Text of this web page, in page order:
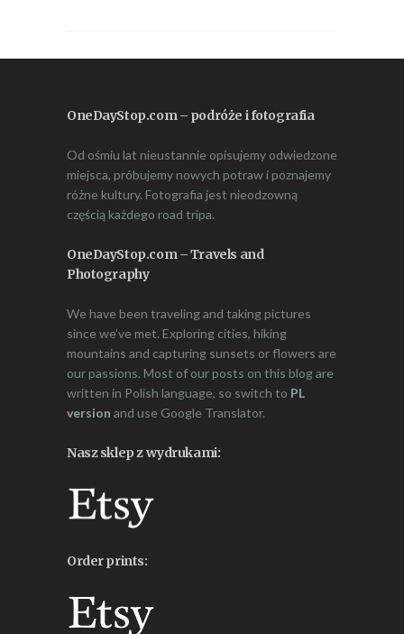
OneDayStop.com – podróże i fotografia
Od ośmiu lat nieustannie opisujemy odwiedzone
miejsca, próbujemy nowych potraw i poznajemy
różne kultury. Fotografia jest nieodzowną
częścią każdego road tripa.
OneDayStop.com – Travels and
Photography
We have been traveling and taking pictures
since we’ve met. Exploring cities, hiking
mountains and capturing sunsets or flowers are
our passions. Most of our posts on this blog are
written in Polish language, so switch to PL
version and use Google Translator.
Nasz sklep z wydrukami:
Order prints: